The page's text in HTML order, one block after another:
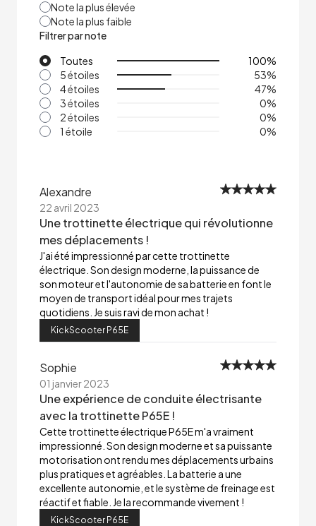
Note la plus élevée
Note la plus faible
Filtrer par note
Toutes
100%
5 étoiles
53%
4 étoiles
47%
3 étoiles
0%
2 étoiles
0%
1 étoile
0%
Alexandre
22 avril 2023
Une trottinette électrique qui révolutionne
mes déplacements !
J'ai été impressionné par cette trottinette
électrique. Son design moderne, la puissance de
son moteur et l'autonomie de sa batterie en font le
moyen de transport idéal pour mes trajets
quotidiens. Je suis ravi de mon achat !
KickScooter P65E
Sophie
01 janvier 2023
Une expérience de conduite électrisante
avec la trottinette P65E !
Cette trottinette électrique P65E m'a vraiment
impressionné. Son design moderne et sa puissante
motorisation ont rendu mes déplacements urbains
plus pratiques et agréables. La batterie a une
excellente autonomie, et le système de freinage est
réactif et fiable. Je la recommande vivement !
KickScooter P65E